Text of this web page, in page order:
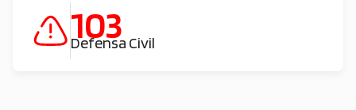
103
Defensa Civil